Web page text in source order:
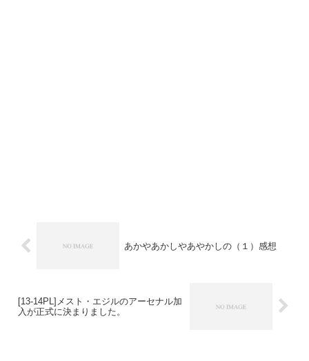
あかやあかしやあやかしの（１）感想
[13-14PL]メスト・エジルのアーセナル加
入が正式に決まりました。